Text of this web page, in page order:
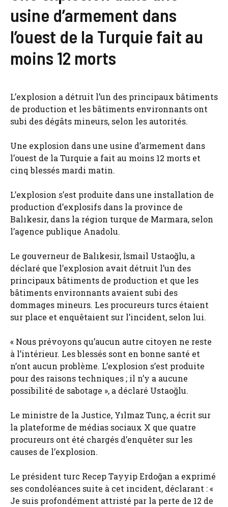
usine d’armement dans
l’ouest de la Turquie fait au
moins 12 morts
L’explosion a détruit l’un des principaux bâtiments
de production et les bâtiments environnants ont
subi des dégâts mineurs, selon les autorités.
Une explosion dans une usine d’armement dans
l’ouest de la Turquie a fait au moins 12 morts et
cinq blessés mardi matin.
L’explosion s’est produite dans une installation de
production d’explosifs dans la province de
Balıkesir, dans la région turque de Marmara, selon
l’agence publique Anadolu.
Le gouverneur de Balıkesir, İsmail Ustaoğlu, a
déclaré que l’explosion avait détruit l’un des
principaux bâtiments de production et que les
bâtiments environnants avaient subi des
dommages mineurs. Les procureurs turcs étaient
sur place et enquêtaient sur l’incident, selon lui.
« Nous prévoyons qu’aucun autre citoyen ne reste
à l’intérieur. Les blessés sont en bonne santé et
n’ont aucun problème. L’explosion s’est produite
pour des raisons techniques ; il n’y a aucune
possibilité de sabotage », a déclaré Ustaoğlu.
Le ministre de la Justice, Yılmaz Tunç, a écrit sur
la plateforme de médias sociaux X que quatre
procureurs ont été chargés d’enquêter sur les
causes de l’explosion.
Le président turc Recep Tayyip Erdoğan a exprimé
ses condoléances suite à cet incident, déclarant : «
Je suis profondément attristé par la perte de 12 de